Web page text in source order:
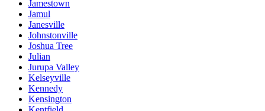
Jamestown
Jamul
Janesville
Johnstonville
Joshua Tree
Julian
Jurupa Valley
Kelseyville
Kennedy
Kensington